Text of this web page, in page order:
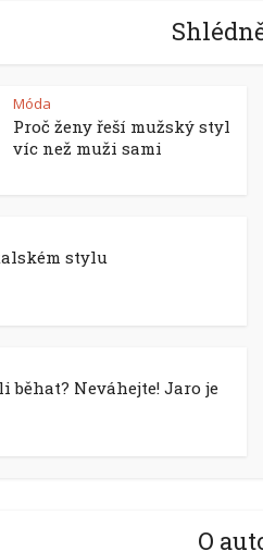
Móda
Proč ženy řeší mužský styl
víc než muži sami
stylu
běhat? Neváhejte! Jaro je
O